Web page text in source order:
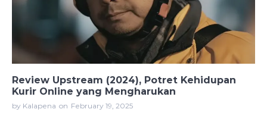
Review Upstream (2024), Potret Kehidupan
Kurir Online yang Mengharukan
by Kalapena on February 19, 2025